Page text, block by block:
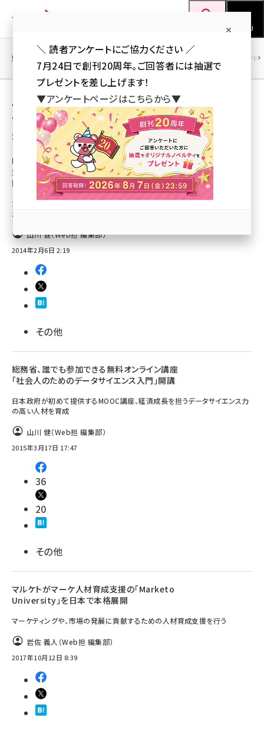
ン
MENU
seo (3523)
ai (2804)
youtube (2429)
note (2312)
z世代 (1622)
meo (1275)
llmo (1161)
SEO アクセス解析／データ分析
用語「オンライン講座」 が使われている記事の
一覧
全 5 記事中 1 ～ 5 を表示中
NTTドコモなど、JMOOC公認の日本初の大
規模公開オンライン講座提供サイト「gacco」
開設
大学教授がオンラインで本格的な講義を実施、4月14日から順次開講、受講
生の募集開始
山川 健（Web担 編集部）
2014年2月6日 2:19
その他
総務省、誰でも参加できる無料オンライン講座
「社会人のためのデータサイエンス入門」開講
日本政府が初めて提供するMOOC講座、経済成長を担うデータサイエンス力
の高い人材を育成
山川 健（Web担 編集部）
2015年3月17日 17:47
36
20
その他
マルケトがマーケ人材育成支援の「Marketo
University」を日本で本格展開
マーケティングや、市場の発展に貢献するための人材育成支援を行う
岩佐 義人（Web担 編集部）
2017年10月12日 8:39
＼ 読者アンケートにご協力ください ／
7月24日で創刊20周年。ご回答者には抽選で
プレゼントを差し上げます！
▼アンケートページはこちらから▼